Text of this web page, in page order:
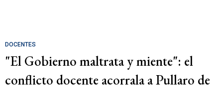
DOCENTES
"El Gobierno maltrata y miente": el
conflicto docente acorrala a Pullaro de